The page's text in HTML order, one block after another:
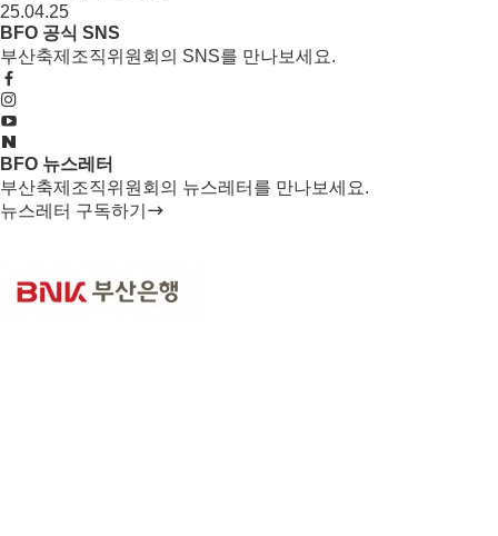
25.04.25
BFO 공식 SNS
부산축제조직위원회의 SNS를 만나보세요.
BFO 뉴스레터
부산축제조직위원회의 뉴스레터를 만나보세요.
뉴스레터 구독하기